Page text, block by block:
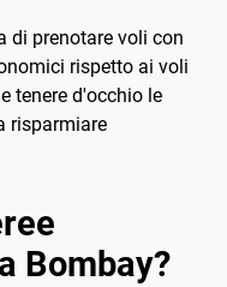
di prenotare voli con
rispetto ai voli
tenere d'occhio le
risparmiare
Bombay?